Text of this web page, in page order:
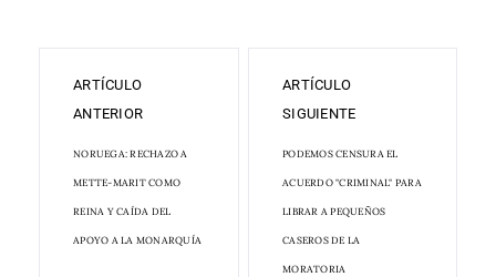
ARTÍCULO
ANTERIOR
NORUEGA: RECHAZO A
METTE-MARIT COMO
REINA Y CAÍDA DEL
APOYO A LA MONARQUÍA
ARTÍCULO
SIGUIENTE
PODEMOS CENSURA EL
ACUERDO "CRIMINAL" PARA
LIBRAR A PEQUEÑOS
CASEROS DE LA
MORATORIA